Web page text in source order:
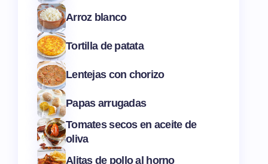
Arroz blanco
Tortilla de patata
Lentejas con chorizo
Papas arrugadas
Tomates secos en aceite de
oliva
Alitas de pollo al horno